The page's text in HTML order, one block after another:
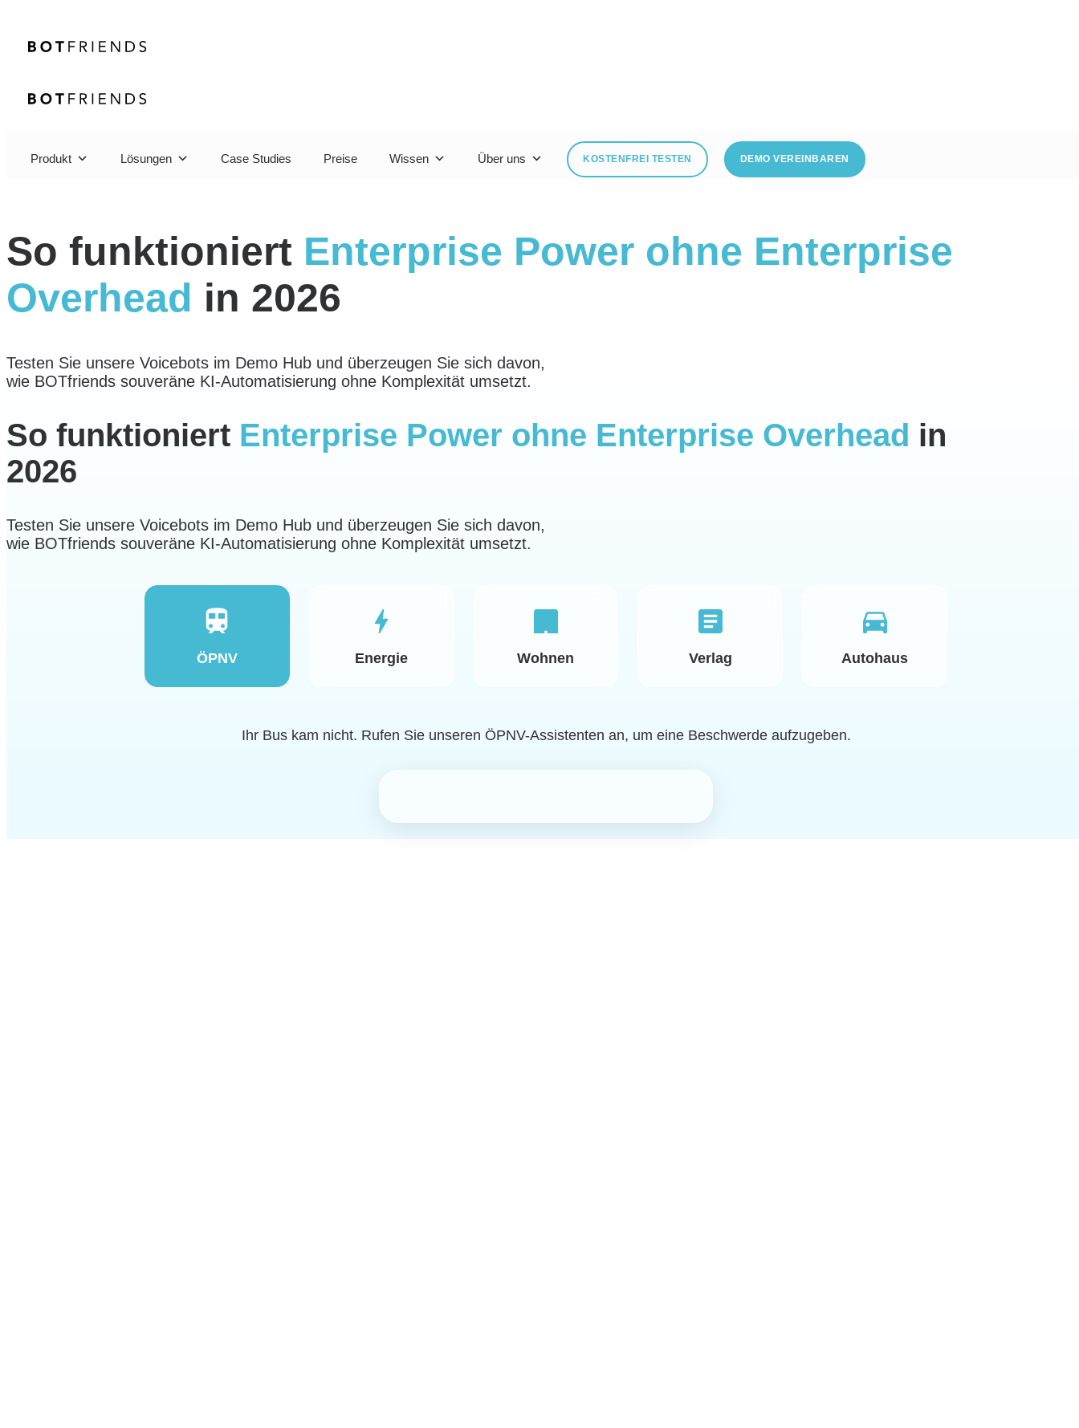
Produkt Lösungen Case Studies Preise Wissen Über uns KOSTENFREI TESTEN DEMO VEREINBAREN
So funktioniert Enterprise Power ohne Enterprise
Overhead in 2026
Testen Sie unsere Voicebots im Demo Hub und überzeugen Sie sich davon,
wie BOTfriends souveräne KI-Automatisierung ohne Komplexität umsetzt.
So funktioniert Enterprise Power ohne Enterprise Overhead in
2026
Testen Sie unsere Voicebots im Demo Hub und überzeugen Sie sich davon,
wie BOTfriends souveräne KI-Automatisierung ohne Komplexität umsetzt.
ÖPNV Energie Wohnen Verlag Autohaus
Ihr Bus kam nicht. Rufen Sie unseren ÖPNV-Assistenten an, um eine Beschwerde aufzugeben.